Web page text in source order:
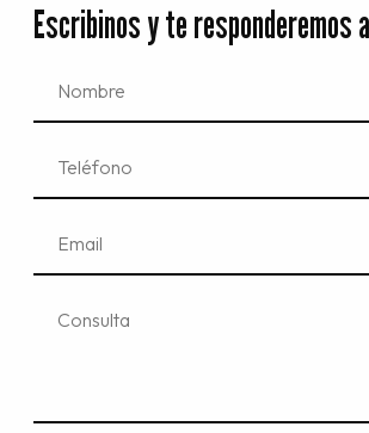
Escribinos y te responderemos